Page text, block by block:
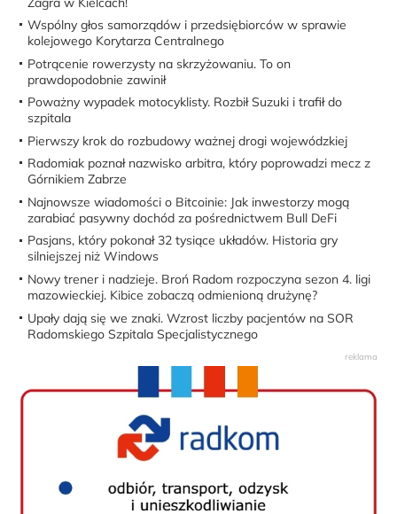
Wspólny głos samorządów i przedsiębiorców w sprawie
kolejowego Korytarza Centralnego
Potrącenie rowerzysty na skrzyżowaniu. To on
prawdopodobnie zawinił
Poważny wypadek motocyklisty. Rozbił Suzuki i trafił do
szpitala
Pierwszy krok do rozbudowy ważnej drogi wojewódzkiej
Radomiak poznał nazwisko arbitra, który poprowadzi mecz z
Górnikiem Zabrze
Najnowsze wiadomości o Bitcoinie: Jak inwestorzy mogą
zarabiać pasywny dochód za pośrednictwem Bull DeFi
Pasjans, który pokonał 32 tysiące układów. Historia gry
silniejszej niż Windows
Nowy trener i nadzieje. Broń Radom rozpoczyna sezon 4. ligi
mazowieckiej. Kibice zobaczą odmienioną drużynę?
Upały dają się we znaki. Wzrost liczby pacjentów na SOR
Radomskiego Szpitala Specjalistycznego